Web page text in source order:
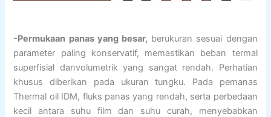
-Permukaan panas yang besar, berukuran sesuai dengan
parameter paling konservatif, memastikan beban termal
superfisial danvolumetrik yang sangat rendah. Perhatian
khusus diberikan pada ukuran tungku. Pada pemanas
Thermal oil IDM, fluks panas yang rendah, serta perbedaan
kecil antara suhu film dan suhu curah, menyebabkan